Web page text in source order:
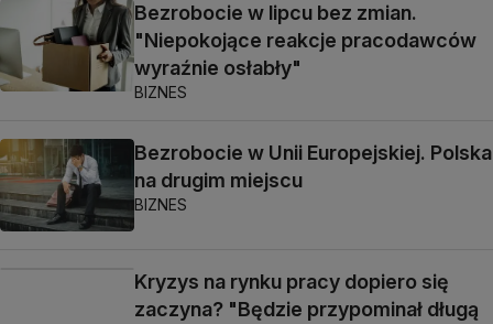
Bezrobocie w lipcu bez zmian.
"Niepokojące reakcje pracodawców
wyraźnie osłabły"
BIZNES
Bezrobocie w Unii Europejskiej. Polska
na drugim miejscu
BIZNES
Kryzys na rynku pracy dopiero się
zaczyna? "Będzie przypominał długą